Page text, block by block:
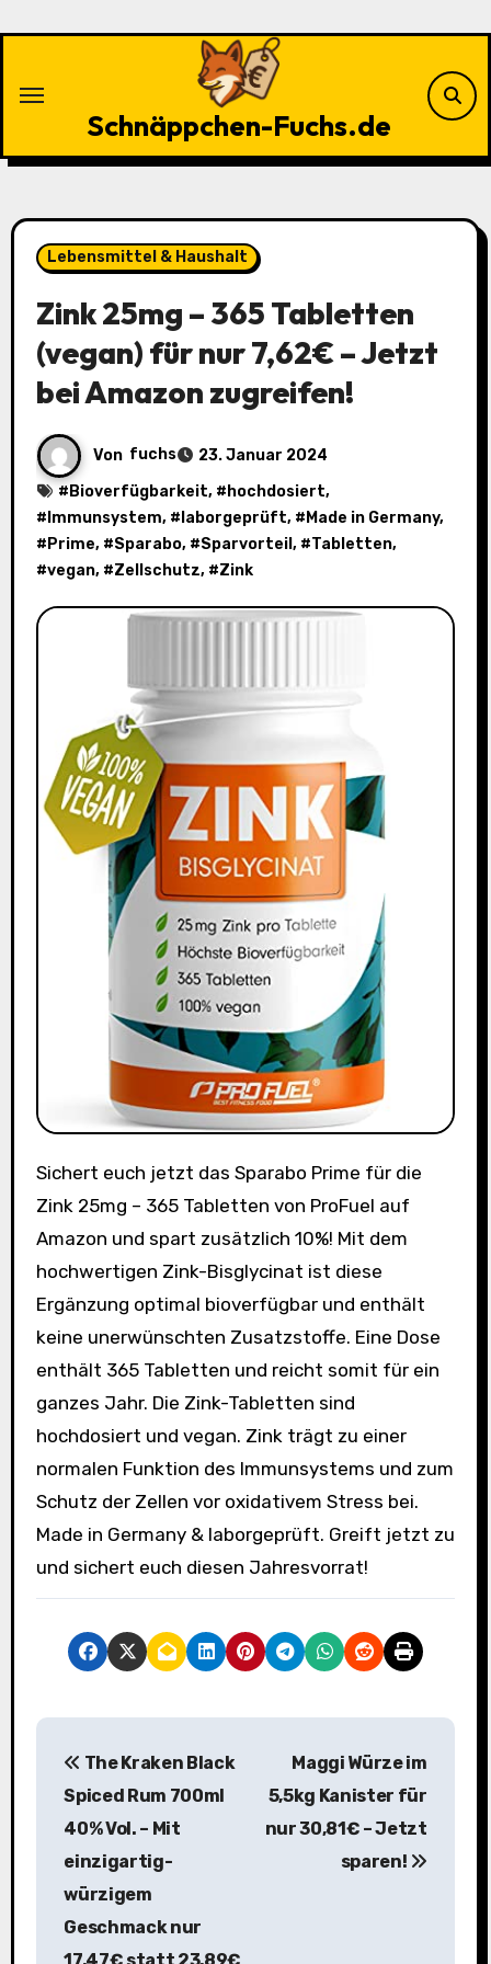
Schnäppchen-Fuchs.de
Lebensmittel & Haushalt
Zink 25mg – 365 Tabletten
(vegan) für nur 7,62€ – Jetzt
bei Amazon zugreifen!
Von fuchs
23. Januar 2024
# Bioverfügbarkeit, # hochdosiert,
# Immunsystem, # laborgeprüft, # Made in Germany,
# Prime, #Sparabo, #Sparvorteil , #Tabletten,
#vegan, #Zellschutz, #Zink
Sichert euch jetzt das Sparabo Prime für die
Zink 25mg – 365 Tabletten von ProFuel auf
Amazon und spart zusätzlich 10%! Mit dem
hochwertigen Zink-Bisglycinat ist diese
Ergänzung optimal bioverfügbar und enthält
keine unerwünschten Zusatzstoffe. Eine Dose
enthält 365 Tabletten und reicht somit für ein
ganzes Jahr. Die Zink-Tabletten sind
hochdosiert und vegan. Zink trägt zu einer
normalen Funktion des Immunsystems und zum
Schutz der Zellen vor oxidativem Stress bei.
Made in Germany & laborgeprüft. Greift jetzt zu
und sichert euch diesen Jahresvorrat!
B
The Kraken Black
Spiced Rum 700ml
40% Vol. – Mit
einzigartig-
würzigem
Geschmack nur
Maggi Würze im
5,5kg Kanister für
nur 30,81€ – Jetzt
sparen!